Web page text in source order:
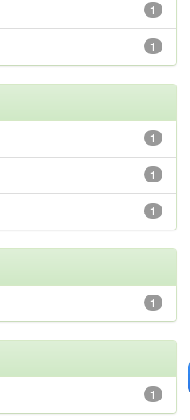
1
1
1
1
1
1
1